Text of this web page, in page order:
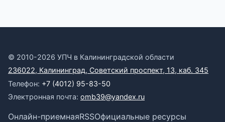
© 2010-2026 УПЧ в Калининградской области
236022, Калининград, Советский проспект, 13, каб. 345
Телефон: +7 (4012) 95-83-50
Электронная почта: omb39@yandex.ru
Онлайн-приемнаяRSSОфициальные ресурсы